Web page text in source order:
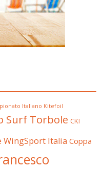
Italiano Kitefoil
Surf Torbole CKI
WingSport Italia Coppa